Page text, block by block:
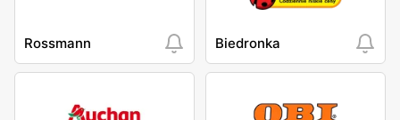
Rossmann Biedronka